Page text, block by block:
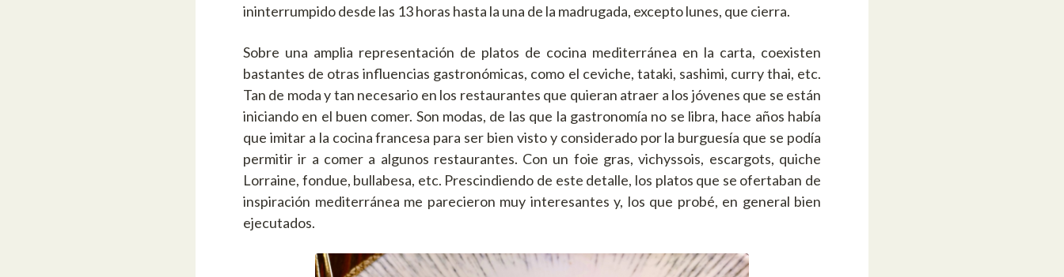
ininterrumpido desde las 13 horas hasta la una de la madrugada, excepto lunes, que cierra.
Sobre una amplia representación de platos de cocina mediterránea en la carta, coexisten
bastantes de otras influencias gastronómicas, como el ceviche, tataki, sashimi, curry thai, etc.
Tan de moda y tan necesario en los restaurantes que quieran atraer a los jóvenes que se están
iniciando en el buen comer. Son modas, de las que la gastronomía no se libra, hace años había
que imitar a la cocina francesa para ser bien visto y considerado por la burguesía que se podía
permitir ir a comer a algunos restaurantes. Con un foie gras, vichyssois, escargots, quiche
Lorraine, fondue, bullabesa, etc. Prescindiendo de este detalle, los platos que se ofertaban de
inspiración mediterránea me parecieron muy interesantes y, los que probé, en general bien
ejecutados.